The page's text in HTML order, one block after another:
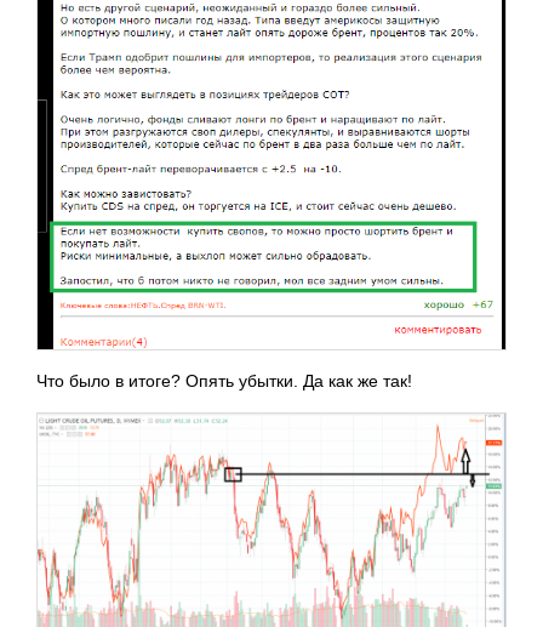
Что было в итоге? Опять убытки. Да как же так!